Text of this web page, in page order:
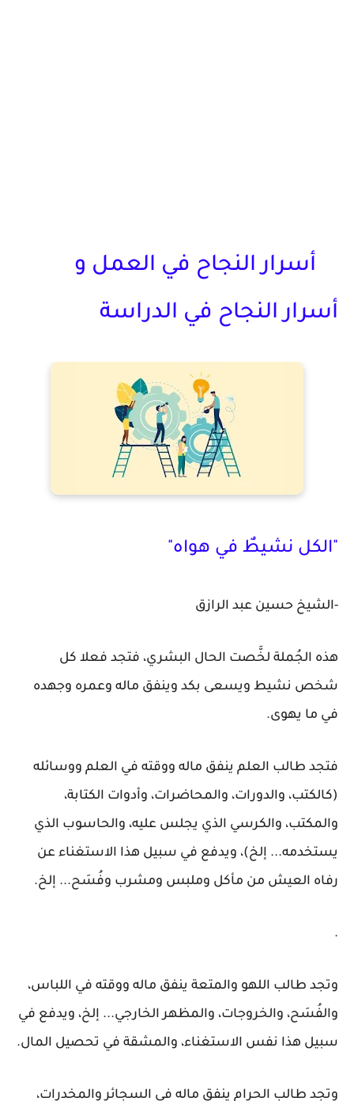
أسرار النجاح في العمل و
أسرار النجاح في الدراسة
"الكل نشيطٌ في هواه"
-الشيخ حسين عبد الرازق
هذه الجُملة لخَّصت الحال البشري، فتجد فعلا كل
شخص نشيط ويسعى بكد وينفق ماله وعمره وجهده
في ما يهوى.
فتجد طالب العلم ينفق ماله ووقته في العلم ووسائله
(كالكتب، والدورات، والمحاضرات، وأدوات الكتابة،
والمكتب، والكرسي الذي يجلس عليه، والحاسوب الذي
يستخدمه... إلخ)، ويدفع في سبيل هذا الاستغناء عن
رفاه العيش من مأكل وملبس ومشرب وفُسَح... إلخ.
.
وتجد طالب اللهو والمتعة ينفق ماله ووقته في اللباس،
والفُسَح، والخروجات، والمظهر الخارجي... إلخ، ويدفع في
سبيل هذا نفس الاستغناء، والمشقة في تحصيل المال.
وتجد طالب الحرام ينفق ماله في السجائر والمخدرات،